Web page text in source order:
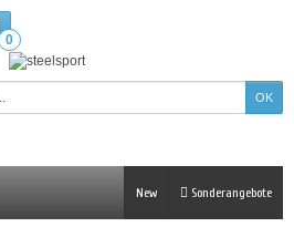
0
Sonderangebote
New